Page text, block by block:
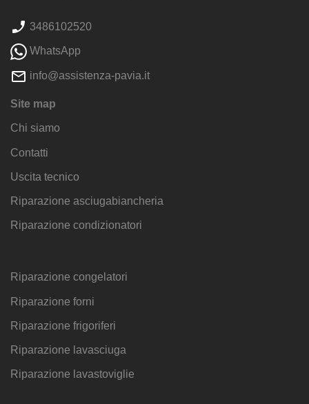
3486102520
WhatsApp
info@assistenza-pavia.it
Site map
Chi siamo
Contatti
Uscita tecnico
Riparazione asciugabiancheria
Riparazione condizionatori
Riparazione congelatori
Riparazione forni
Riparazione frigoriferi
Riparazione lavasciuga
Riparazione lavastoviglie